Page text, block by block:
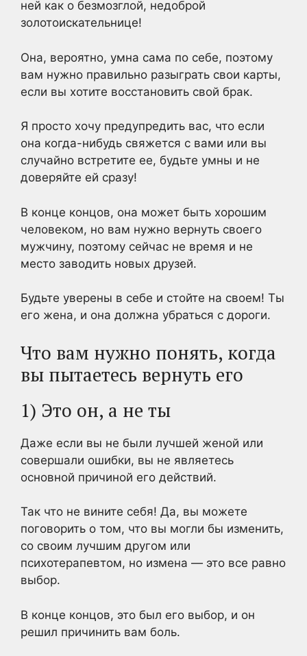
ней как о безмозглой, недоброй
золотоискательнице!
Она, вероятно, умна сама по себе, поэтому
вам нужно правильно разыграть свои карты,
если вы хотите восстановить свой брак.
Я просто хочу предупредить вас, что если
она когда-нибудь свяжется с вами или вы
случайно встретите ее, будьте умны и не
доверяйте ей сразу!
В конце концов, она может быть хорошим
человеком, но вам нужно вернуть своего
мужчину, поэтому сейчас не время и не
место заводить новых друзей.
Будьте уверены в себе и стойте на своем! Ты
его жена, и она должна убраться с дороги.
Что вам нужно понять, когда
вы пытаетесь вернуть его
1) Это он, а не ты
Даже если вы не были лучшей женой или
совершали ошибки, вы не являетесь
основной причиной его действий.
Так что не вините себя! Да, вы можете
поговорить о том, что вы могли бы изменить,
со своим лучшим другом или
психотерапевтом, но измена — это все равно
выбор.
В конце концов, это был его выбор, и он
решил причинить вам боль.